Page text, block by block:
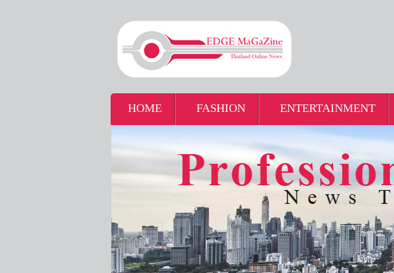
HOME FASHION ENTERTAINMENT